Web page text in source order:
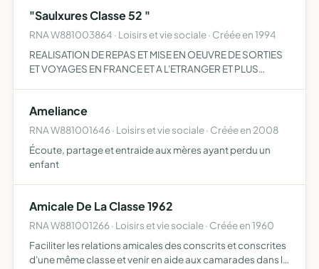
que…
"Saulxures Classe 52 "
RNA W881003864 · Loisirs et vie sociale · Créée en 1994
REALISATION DE REPAS ET MISE EN OEUVRE DE SORTIES
ET VOYAGES EN FRANCE ET A L'ETRANGER ET PLUS
Ameliance
RNA W881001646 · Loisirs et vie sociale · Créée en 2008
Écoute, partage et entraide aux mères ayant perdu un
enfant
Amicale De La Classe 1962
RNA W881001266 · Loisirs et vie sociale · Créée en 1960
Faciliter les relations amicales des conscrits et conscrites
d'une même classe et venir en aide aux camarades dans le